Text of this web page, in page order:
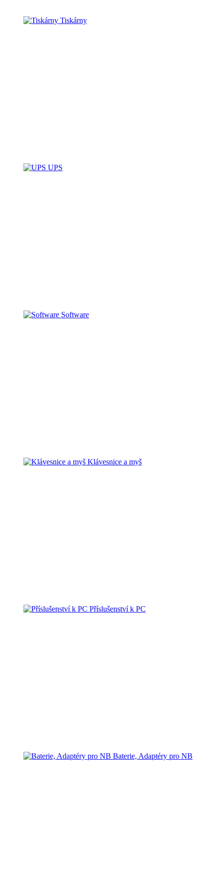
Tiskárny
UPS
Software
Klávesnice a myš
Příslušenství k PC
Baterie, Adaptéry pro NB